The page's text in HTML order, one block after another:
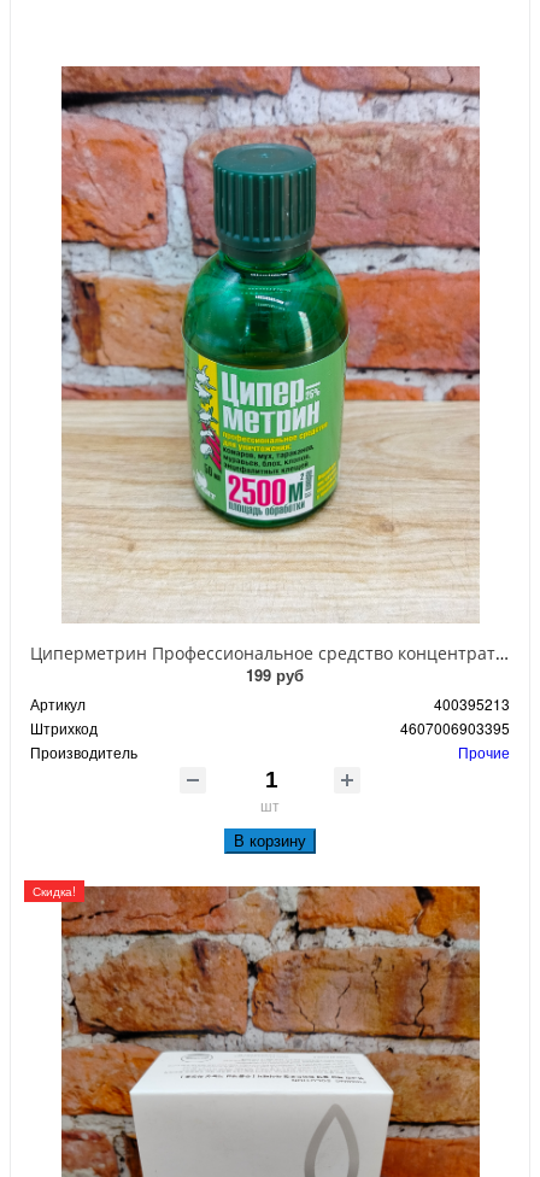
Циперметрин Профессиональное средство концентрат эмульсии 25% для уничтожения тараканов, мух,комаров, блох, клопов, муравьев, ос 50 мл
199 руб
Артикул
400395213
Штрихкод
4607006903395
Производитель
Прочие
шт
В корзину
Скидка!